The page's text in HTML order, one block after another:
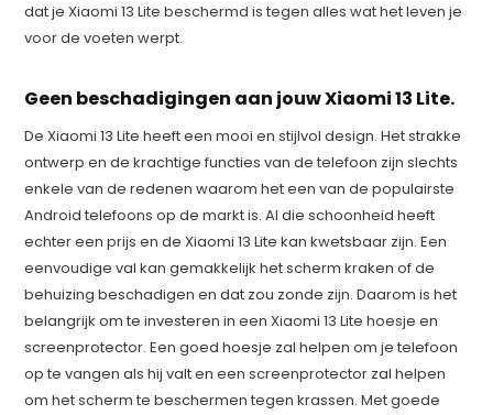
dat je Xiaomi 13 Lite beschermd is tegen alles wat het leven je
voor de voeten werpt.
Geen beschadigingen aan jouw Xiaomi 13 Lite.
De Xiaomi 13 Lite heeft een mooi en stijlvol design. Het strakke
ontwerp en de krachtige functies van de telefoon zijn slechts
enkele van de redenen waarom het een van de populairste
Android telefoons op de markt is. Al die schoonheid heeft
echter een prijs en de Xiaomi 13 Lite kan kwetsbaar zijn. Een
eenvoudige val kan gemakkelijk het scherm kraken of de
behuizing beschadigen en dat zou zonde zijn. Daarom is het
belangrijk om te investeren in een Xiaomi 13 Lite hoesje en
screenprotector. Een goed hoesje zal helpen om je telefoon
op te vangen als hij valt en een screenprotector zal helpen
om het scherm te beschermen tegen krassen. Met goede